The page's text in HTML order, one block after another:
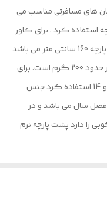
های مسافرتی مناسب می
استفاده کرد ، برای کاور
ها و چادرهای خودرو میتوان اشاره نمود عرض پارچه 160 سانتی متر می باشد
و رنگ طوسی ، آب گریز و وزن هر متر مربع در حدود 200 گرم است. برای
دوخت این پارچه میتوان از سوزن های نمره 12 و 14 استفاده کرد جنس
فصل سال می باشد و در
را دارد پشت پارچه نرم